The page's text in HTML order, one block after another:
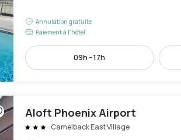
Annulation gratuite
Paiement à l'hôtel
09h - 17h
Aloft Phoenix Airport
Camelback East Village